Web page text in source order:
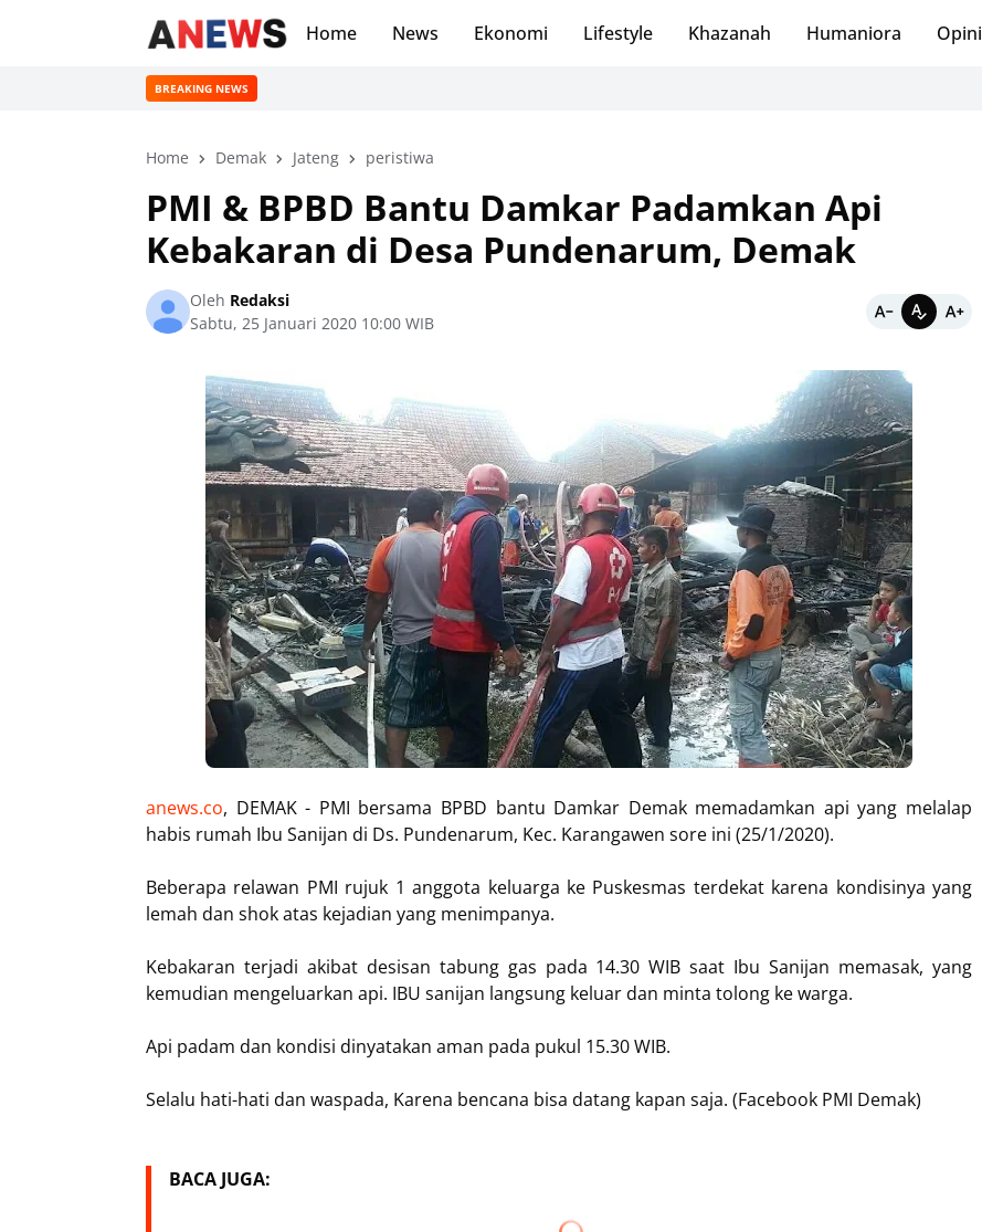
Home News Ekonomi Lifestyle Khazanah Humaniora Opini
BREAKING NEWS
Home Demak Jateng peristiwa
PMI & BPBD Bantu Damkar Padamkan Api
Kebakaran di Desa Pundenarum, Demak
Oleh Redaksi
Sabtu, 25 Januari 2020 10:00 WIB
anews.co, DEMAK - PMI bersama BPBD bantu Damkar Demak memadamkan api yang melalap
habis rumah Ibu Sanijan di Ds. Pundenarum, Kec. Karangawen sore ini (25/1/2020).
Beberapa relawan PMI rujuk 1 anggota keluarga ke Puskesmas terdekat karena kondisinya yang
lemah dan shok atas kejadian yang menimpanya.
Kebakaran terjadi akibat desisan tabung gas pada 14.30 WIB saat Ibu Sanijan memasak, yang
kemudian mengeluarkan api. IBU sanijan langsung keluar dan minta tolong ke warga.
Api padam dan kondisi dinyatakan aman pada pukul 15.30 WIB.
Selalu hati-hati dan waspada, Karena bencana bisa datang kapan saja. (Facebook PMI Demak)
BACA JUGA: